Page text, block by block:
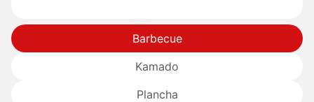
Barbecue
Kamado
Plancha